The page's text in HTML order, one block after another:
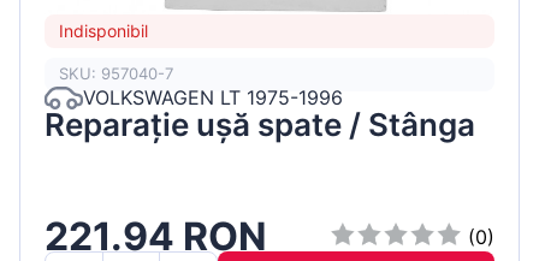
Indisponibil
SKU: 957040-7
VOLKSWAGEN LT 1975-1996
Reparație ușă spate / Stânga
221.94 RON
(0)